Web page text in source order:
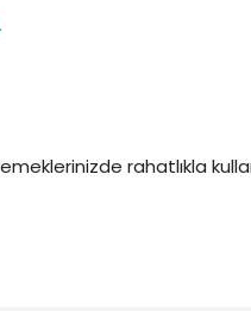
rahatlıkla